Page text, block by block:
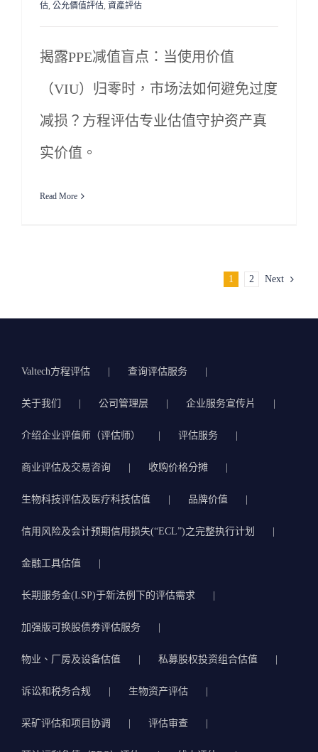
估, 公允價值評估, 資產評估
揭露PPE减值盲点：当使用价值
（VIU）归零时，市场法如何避免过度
减损？方程评估专业估值守护资产真
实价值。
Read More
1 2 Next
Valtech方程评估 查询评估服务
关于我们 公司管理层 企业服务宣传片
介绍企业评值师（评估师） 评估服务
商业评估及交易咨询 收购价格分摊
生物科技评估及医疗科技估值 品牌价值
信用风险及会计预期信用损失(“ECL”)之完整执行计划
金融工具估值
长期服务金(LSP)于新法例下的评估需求
加强版可换股债券评估服务
物业、厂房及设备估值 私募股权投资组合估值
诉讼和税务合规 生物资产评估
采矿评估和项目协调 评估审查